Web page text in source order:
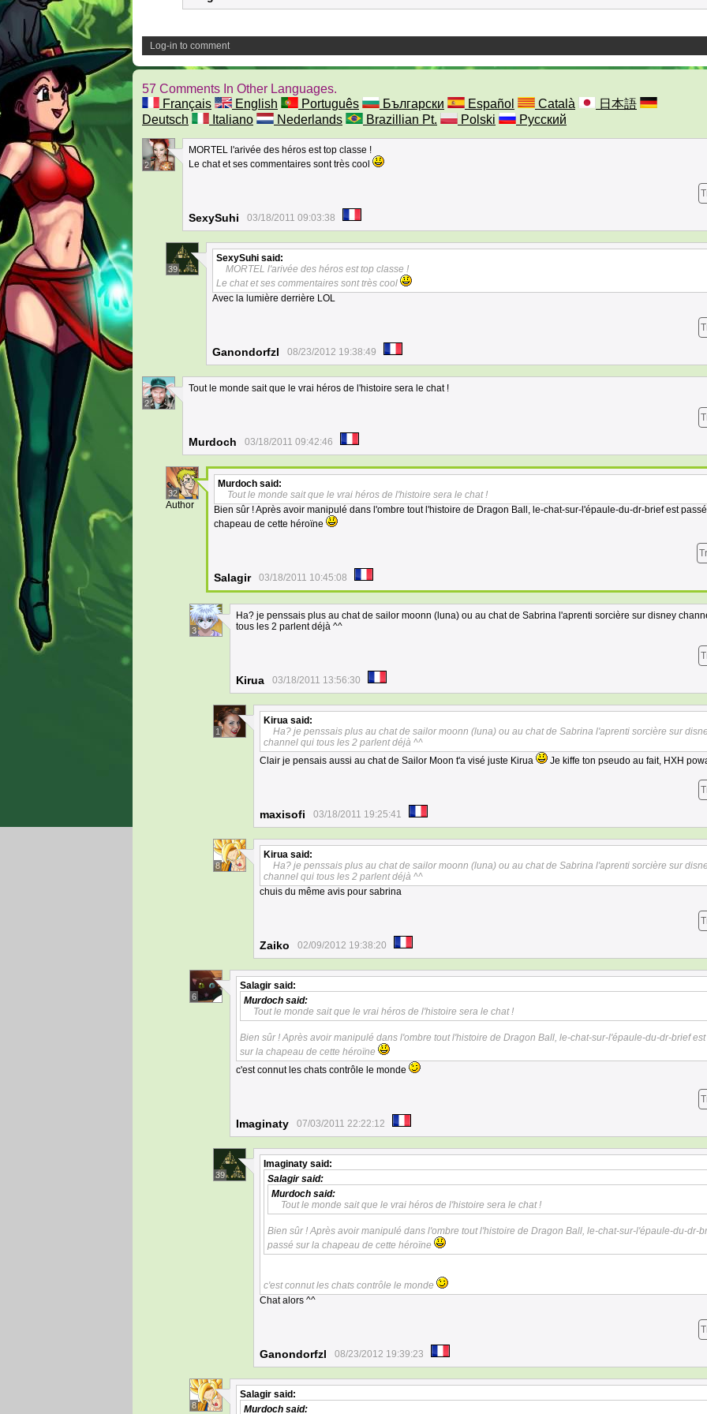
Log-in to comment
57 Comments In Other Languages.
Français
English Português Български Español Català
日本語
Deutsch
Italiano Nederlands Brazillian Pt. Polski Русский
2
MORTEL l'arivée des héros est top classe !
Le chat et ses commentaires sont très cool
SexySuhi 03/18/2011 09:03:38
39
SexySuhi said:
MORTEL l'arivée des héros est top classe !
Le chat et ses commentaires sont très cool
Avec la lumière derrière LOL
Ganondorfzl 08/23/2012 19:38:49
2
Tout le monde sait que le vrai héros de l'histoire sera le chat !
Murdoch 03/18/2011 09:42:46
32
Author
Murdoch said:
Tout le monde sait que le vrai héros de l'histoire sera le chat !
Bien sûr ! Après avoir manipulé dans l'ombre tout l'histoire de Dragon Ball, le-chat-sur-l'épaule-du-dr-brief est
chapeau de cette héroïne
Salagir 03/18/2011 10:45:08
3
Ha? je penssais plus au chat de sailor moonn (luna) ou au chat de Sabrina l'aprenti sorcière sur disney
tous les 2 parlent déjà ^^
Kirua 03/18/2011 13:56:30
1
Kirua said:
Ha? je penssais plus au chat de sailor moonn (luna) ou au chat de Sabrina l'aprenti sorcière sur
channel qui tous les 2 parlent déjà ^^
Clair je pensais aussi au chat de Sailor Moon t'a visé juste Kirua
Je kiffe ton pseudo au fait, HXH
maxisofi 03/18/2011 19:25:41
8
Kirua said:
Ha? je penssais plus au chat de sailor moonn (luna) ou au chat de Sabrina l'aprenti sorcière sur
channel qui tous les 2 parlent déjà ^^
chuis du même avis pour sabrina
Zaiko 02/09/2012 19:38:20
6
Salagir said:
Murdoch said:
Tout le monde sait que le vrai héros de l'histoire sera le chat !
Bien sûr ! Après avoir manipulé dans l'ombre tout l'histoire de Dragon Ball, le-chat-sur-l'épaule-du-dr-brief
sur la chapeau de cette héroïne
c'est connut les chats contrôle le monde
Imaginaty 07/03/2011 22:22:12
39
Imaginaty said:
Salagirsaid:
Murdoch said:
Tout le monde sait que le vrai héros de l'histoire sera le chat !
Bien sûr ! Après avoir manipulé dans l'ombre tout l'histoire de Dragon Ball, le-chat-sur-l'épaule-du-dr-
passé sur la chapeau de cette héroïne
c'est connut les chats contrôle le monde
Chat alors ^^
Ganondorfzl 08/23/2012 19:39:23
8
Salagir said:
Murdoch said: